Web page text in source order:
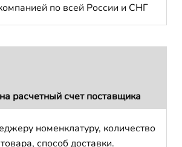
по всей России и СНГ
расчетный счет поставщика
номенклатуру, количество
способ доставки.